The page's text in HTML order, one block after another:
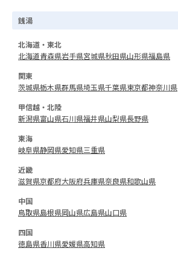
銭湯
北海道・東北
北海道青森県岩手県宮城県秋田県山形県福島県
関東
茨城県栃木県群馬県埼玉県千葉県東京都神奈川県
甲信越・北陸
新潟県富山県石川県福井県山梨県長野県
東海
岐阜県静岡県愛知県三重県
近畿
滋賀県京都府大阪府兵庫県奈良県和歌山県
中国
鳥取県島根県岡山県広島県山口県
四国
徳島県香川県愛媛県高知県